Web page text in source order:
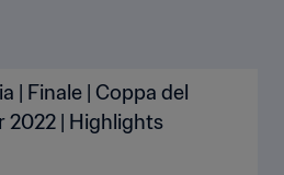
| Finale | Coppa del
2022 | Highlights